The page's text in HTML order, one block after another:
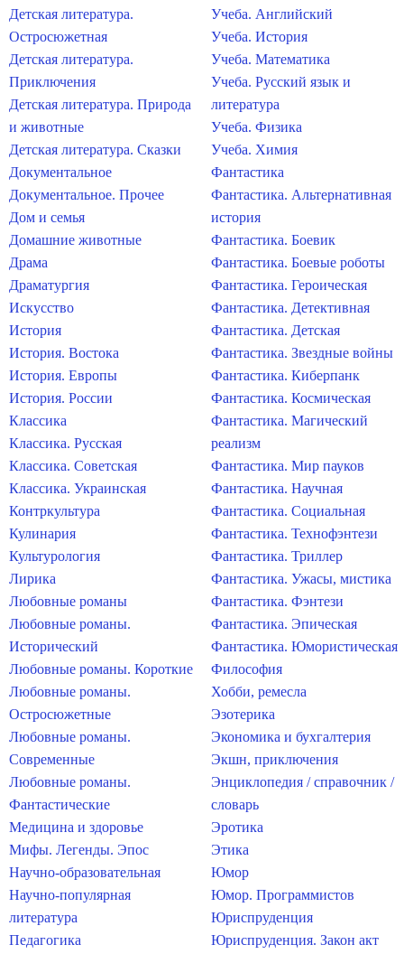
Детская литература.
Остросюжетная
Детская литература.
Приключения
Детская литература. Природа
и животные
Детская литература. Сказки
Документальное
Документальное. Прочее
Дом и семья
Домашние животные
Драма
Драматургия
Искусство
История
История. Востока
История. Европы
История. России
Классика
Классика. Русская
Классика. Советская
Классика. Украинская
Контркультура
Кулинария
Культурология
Лирика
Любовные романы
Любовные романы.
Исторический
Любовные романы. Короткие
Любовные романы.
Остросюжетные
Любовные романы.
Современные
Любовные романы.
Фантастические
Медицина и здоровье
Мифы. Легенды. Эпос
Научно-образовательная
Научно-популярная
литература
Педагогика
Учеба. Английский
Учеба. История
Учеба. Математика
Учеба. Русский язык и
литература
Учеба. Физика
Учеба. Химия
Фантастика
Фантастика. Альтернативная
история
Фантастика. Боевик
Фантастика. Боевые роботы
Фантастика. Героическая
Фантастика. Детективная
Фантастика. Детская
Фантастика. Звездные войны
Фантастика. Киберпанк
Фантастика. Космическая
Фантастика. Магический
реализм
Фантастика. Мир пауков
Фантастика. Научная
Фантастика. Социальная
Фантастика. Технофэнтези
Фантастика. Триллер
Фантастика. Ужасы, мистика
Фантастика. Фэнтези
Фантастика. Эпическая
Фантастика. Юмористическая
Философия
Хобби, ремесла
Эзотерика
Экономика и бухгалтерия
Экшн, приключения
Энциклопедия / справочник /
словарь
Эротика
Этика
Юмор
Юмор. Программистов
Юриспруденция
Юриспруденция. Закон акт